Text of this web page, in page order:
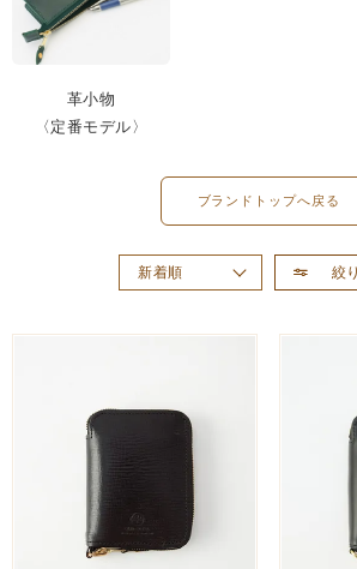
革小物
〈定番モデル〉
ブランドトップへ戻る
絞
新着順
価格が高い順